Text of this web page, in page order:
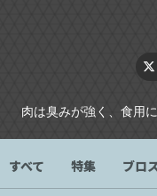
肉は臭みが強く、食用
すべて 特集 ブロ